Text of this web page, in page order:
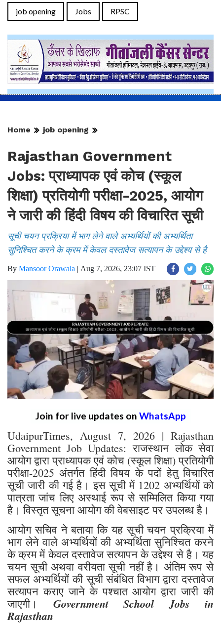
job opening Jobs RPSC
Home job opening
Rajasthan Government
Jobs: प्राध्यापक एवं कोच (स्कूल
शिक्षा) प्रतियोगी परीक्षा-2025, आयोग
ने जारी की हिंदी विषय की विचारित सूची
सूची चयन प्रक्रिया में भाग लेने वाले अभ्यर्थियों की अभ्यर्थिता
सुनिश्चित करने के क्रम में केवल दस्तावेज सत्यापन के उद्देश्य से है
By Mansoor Orawala | Aug 7, 2026, 23:07 IST
Join for live updates on WhatsApp
UdaipurTimes, August 7, 2026 | Rajasthan
Government Job Updates: राजस्थान लोक सेवा
आयोग द्वारा प्राध्यापक एवं कोच (स्कूल शिक्षा) प्रतियोगी
परीक्षा-2025 अंतर्गत हिंदी विषय के पदों हेतु विचारित
सूची जारी की गई है। इस सूची में 1202 अभ्यर्थियों को
पात्रता जांच लिए अस्थाई रूप से सम्मिलित किया गया
है। विस्तृत सूचना आयोग की वेबसाइट पर उपलब्ध है।
आयोग सचिव ने बताया कि यह सूची चयन प्रक्रिया में
भाग लेने वाले अभ्यर्थियों की अभ्यर्थिता सुनिश्चित करने
के क्रम में केवल दस्तावेज सत्यापन के उद्देश्य से है। यह
चयन सूची अथवा वरीयता सूची नहीं है। अंतिम रूप से
सफल अभ्यर्थियों की सूची संबंधित विभाग द्वारा दस्तावेज
सत्यापन कराए जाने के पश्चात आयोग द्वारा जारी की
जाएगी। Government School Jobs in
Rajasthan